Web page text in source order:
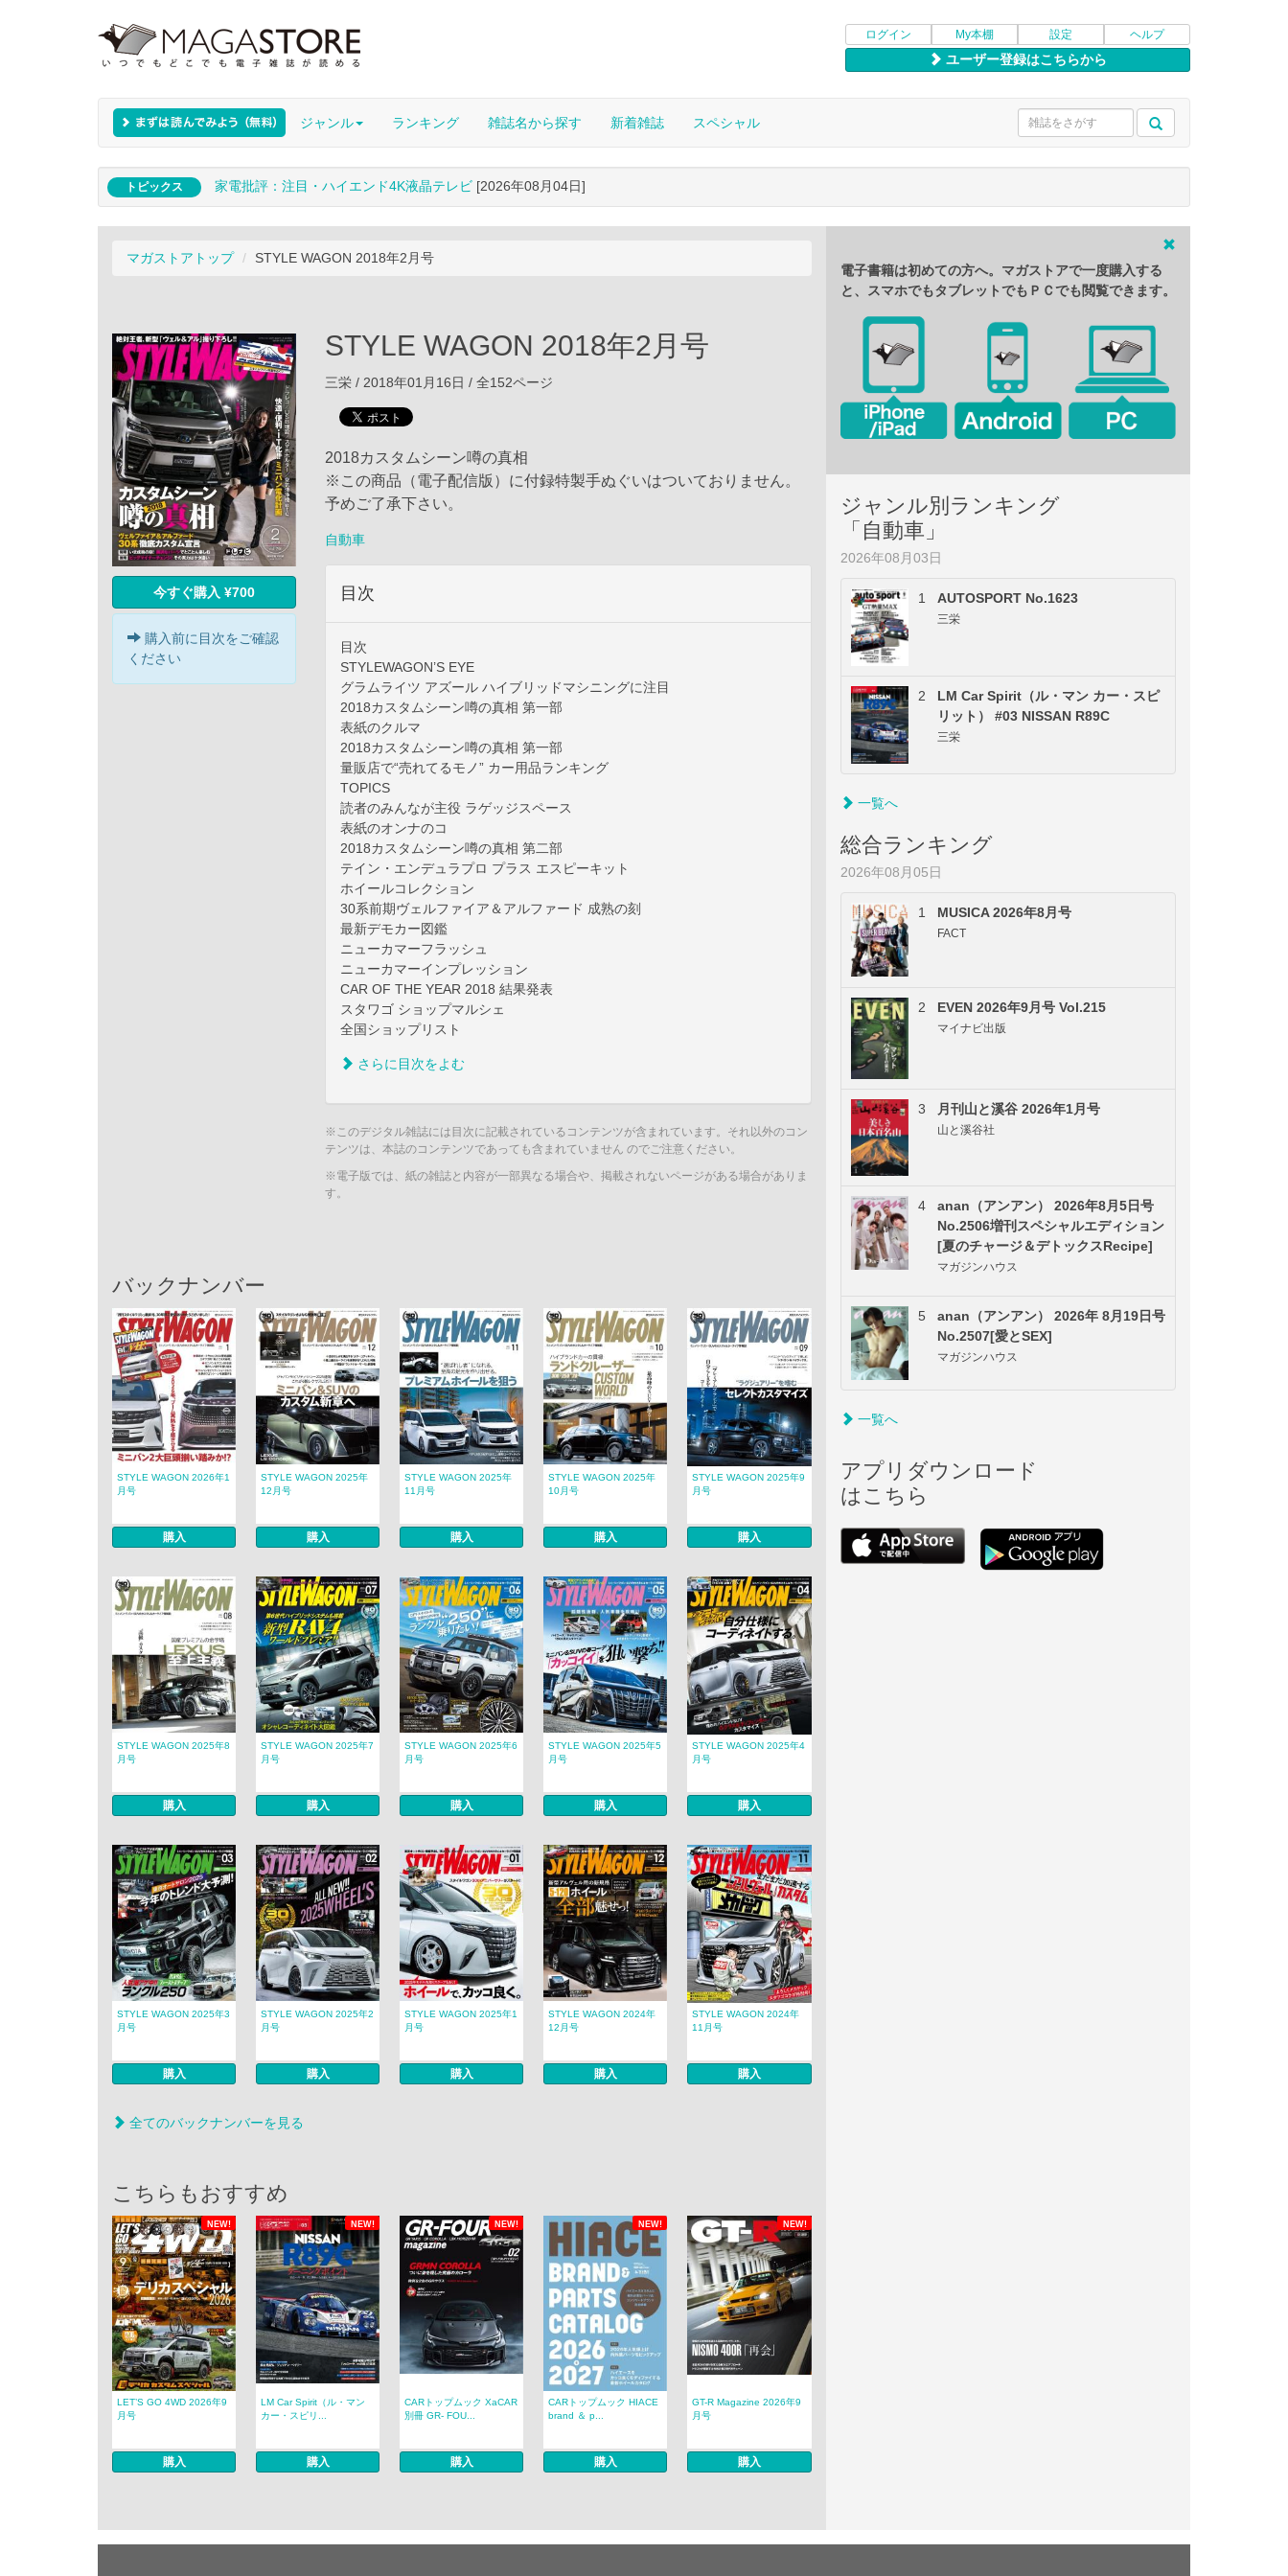
ログイン My本棚 設定 ヘルプ
ユーザー登録はこちらから
ジャンル ランキング 雑誌名から探す 新着雑誌 スペシャル
トピックス 家電批評：注目・ハイエンド4K液晶テレビ [2026年08月04日]
マガストアトップ STYLE WAGON 2018年2月号
今すぐ購入 ¥700
購入前に目次をご確認
ください
STYLE WAGON 2018年2月号
三栄 / 2018年01月16日 / 全152ページ
2018カスタムシーン噂の真相
※この商品（電子配信版）に付録特製手ぬぐいはついておりません。
予めご了承下さい。
自動車
目次
目次
STYLEWAGON’S EYE
グラムライツ アズール ハイブリッドマシニングに注目
2018カスタムシーン噂の真相 第一部
表紙のクルマ
2018カスタムシーン噂の真相 第一部
量販店で“売れてるモノ” カー用品ランキング
TOPICS
読者のみんなが主役 ラゲッジスペース
表紙のオンナのコ
2018カスタムシーン噂の真相 第二部
テイン・エンデュラプロ プラス エスピーキット
ホイールコレクション
30系前期ヴェルファイア＆アルファード 成熟の刻
最新デモカー図鑑
ニューカマーフラッシュ
ニューカマーインプレッション
CAR OF THE YEAR 2018 結果発表
スタワゴ ショップマルシェ
全国ショップリスト
さらに目次をよむ
※このデジタル雑誌には目次に記載されているコンテンツが含まれています。それ以外のコン
テンツは、本誌のコンテンツであっても含まれていません のでご注意ください。
※電子版では、紙の雑誌と内容が一部異なる場合や、掲載されないページがある場合がありま
す。
バックナンバー
STYLE WAGON 2026年1
月号
購入
STYLE WAGON 2025年
12月号
購入
STYLE WAGON 2025年
11月号
購入
STYLE WAGON 2025年
10月号
購入
STYLE WAGON 2025年9
月号
購入
STYLE WAGON 2025年8
月号
購入
STYLE WAGON 2025年7
月号
購入
STYLE WAGON 2025年6
月号
購入
STYLE WAGON 2025年5
月号
購入
STYLE WAGON 2025年4
月号
購入
STYLE WAGON 2025年3
月号
購入
STYLE WAGON 2025年2
月号
購入
STYLE WAGON 2025年1
月号
購入
STYLE WAGON 2024年
12月号
購入
STYLE WAGON 2024年
11月号
購入
全てのバックナンバーを見る
こちらもおすすめ
NEW! NEW! NEW! NEW! NEW!
LET’S GO 4WD 2026年9
月号
購入
LM Car Spirit（ル・マン
カー・スピリ...
購入
CARトップムック XaCAR
別冊 GR- FOU...
購入
CARトップムック HIACE
brand ＆ p...
購入
GT-R Magazine 2026年9
月号
購入
電子書籍は初めての方へ。マガストアで一度購入する
と、スマホでもタブレットでもＰＣでも閲覧できます。
ジャンル別ランキング
「自動車」
2026年08月03日
1 AUTOSPORT No.1623
三栄
2
LM Car Spirit（ル・マン カー・スピ
リット） #03 NISSAN R89C
三栄
一覧へ
総合ランキング
2026年08月05日
1 MUSICA 2026年8月号
FACT
2 EVEN 2026年9月号 Vol.215
マイナビ出版
3 月刊山と溪谷 2026年1月号
山と溪谷社
4
anan（アンアン） 2026年8月5日号
No.2506増刊スペシャルエディション
[夏のチャージ＆デトックスRecipe]
マガジンハウス
5
anan（アンアン） 2026年 8月19日号
No.2507[愛とSEX]
マガジンハウス
一覧へ
アプリダウンロード
はこちら